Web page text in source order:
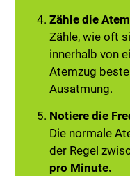
Zähle die
Zähle, wie oft
innerhalb von
Atemzug
Ausatmung.
Notiere die
Die normale
der Regel
pro Minute.